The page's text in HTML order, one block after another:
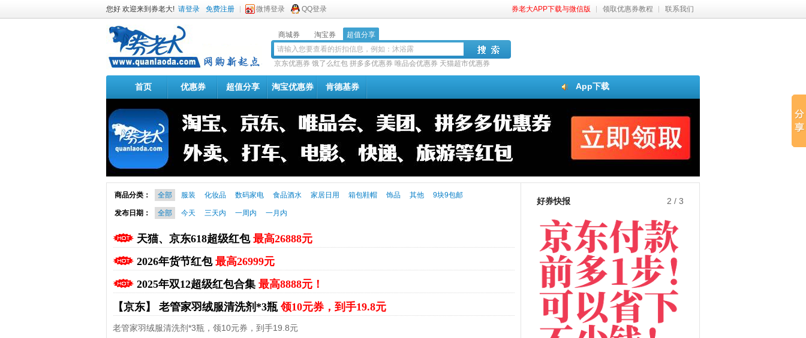
您好 欢迎来到券老大! 请登录 免费注册 微博登录 QQ登录 券老大APP下载与微信版 领取优惠券教程 联系我们
商城券 淘宝券 超值分享
京东优惠券 饿了么红包 拼多多优惠券 唯品会优惠券 天猫超市优惠券
App下载
首页 优惠券 超值分享 淘宝优惠券 肯德基券
商品分类： 全部 服装 化妆品 数码家电 食品酒水 家居日用 箱包鞋帽 饰品 其他 9块9包邮
发布日期： 全部 今天 三天内 一周内 一月内
天猫、京东618超级红包 最高26888元
2026年货节红包 最高26999元
2025年双12超级红包合集 最高8888元！
【京东】 老管家羽绒服清洗剂*3瓶领10元券，到手19.8元
老管家羽绒服清洗剂*3瓶，领10元券，到手19.8元
好券快报 3 / 3